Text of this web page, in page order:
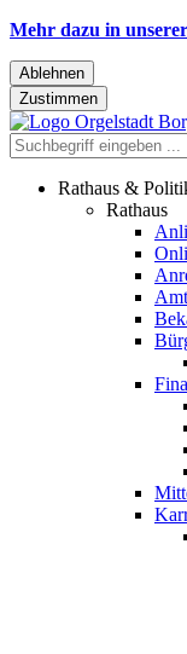
Mehr dazu in
Ablehnen
Zustimmen
Rathaus &
Rathaus